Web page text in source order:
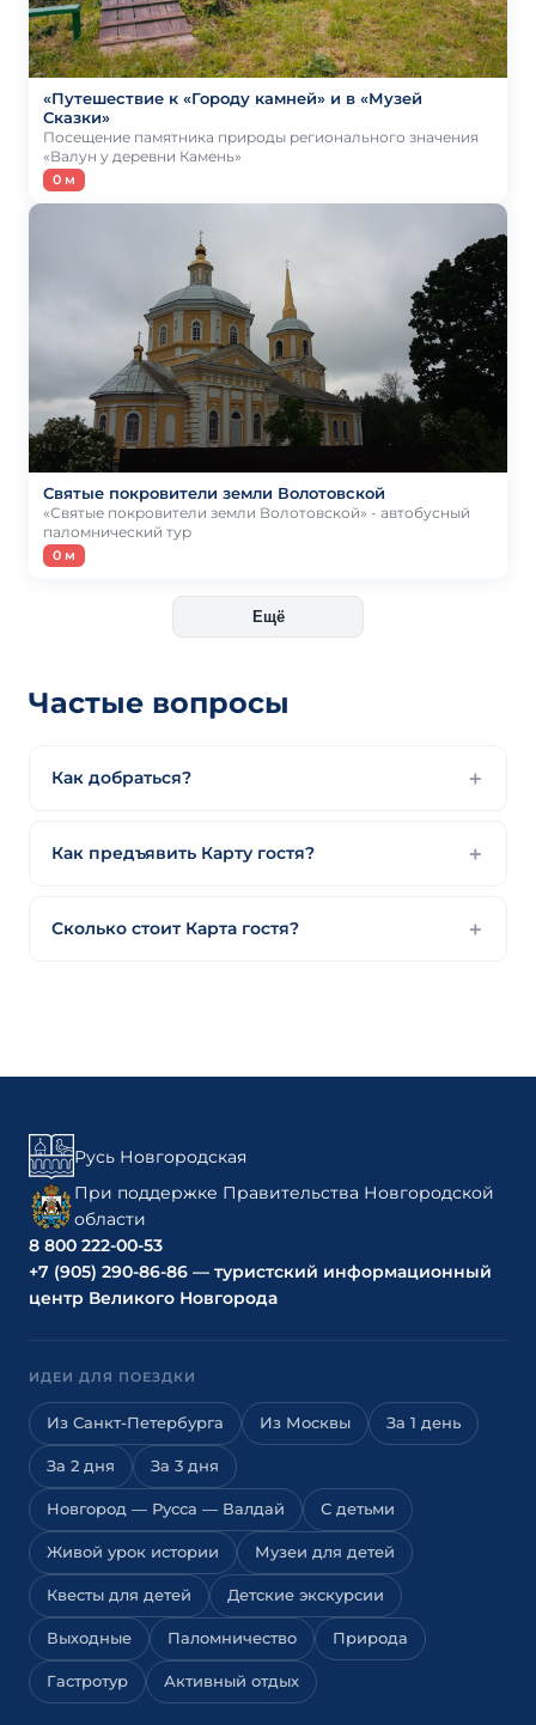
«Путешествие к «Городу камней» и в «Музей
Сказки»
Посещение памятника природы регионального значения
«Валун у деревни Камень»
0 м
Святые покровители земли Волотовской
«Святые покровители земли Волотовской» - автобусный
паломнический тур
0 м
Ещё
Частые вопросы
Как добраться?
Как предъявить Карту гостя?
Сколько стоит Карта гостя?
Русь Новгородская
При поддержке Правительства Новгородской
области
8 800 222-00-53
+7 (905) 290-86-86 — туристский информационный
центр Великого Новгорода
ИДЕИ ДЛЯ ПОЕЗДКИ
Из Санкт-Петербурга Из Москвы За 1 день
За 2 дня За 3 дня
Новгород — Русса — Валдай С детьми
Живой урок истории Музеи для детей
Квесты для детей Детские экскурсии
Выходные Паломничество Природа
Гастротур Активный отдых